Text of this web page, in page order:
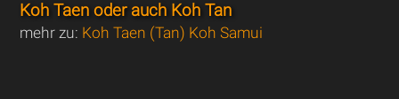
Koh Taen oder auch Koh Tan
mehr zu: Koh Taen (Tan) Koh Samui